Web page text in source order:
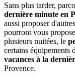
Sans plus tarder,
dernière minute en
aussi proposer d'autres
pourront vous
plusieurs nuitées, le
certains équipements
vacances à la
Provence.